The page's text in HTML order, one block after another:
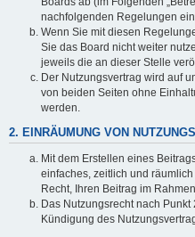
nachfolgenden Regelungen
Wenn Sie mit diesen
Sie das Board nicht weiter
jeweils die an dieser Stelle
Der Nutzungsvertrag wird auf
von beiden Seiten ohne
werden.
2. EINRÄUMUNG VON
Mit dem Erstellen eines
einfaches, zeitlich und
Recht, Ihren Beitrag im
Das Nutzungsrecht nach
Kündigung des